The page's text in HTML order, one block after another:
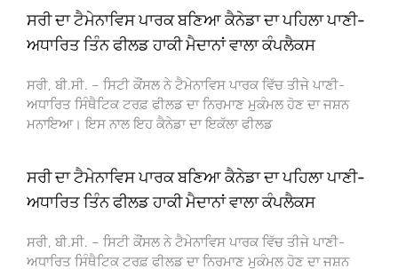
ਸਰੀ ਦਾ ਟੈਮੇਨਾਵਿਸ ਪਾਰਕ ਬਣਿਆ ਕੈਨੇਡਾ ਦਾ ਪਹਿਲਾ ਪਾਣੀ-
ਅਧਾਰਿਤ ਤਿੰਨ ਫੀਲਡ ਹਾਕੀ ਮੈਦਾਨਾਂ ਵਾਲਾ ਕੰਪਲੈਕਸ
ਸਰੀ, ਬੀ.ਸੀ. – ਸਿਟੀ ਕੌਂਸਲ ਨੇ ਟੈਮੇਨਾਵਿਸ ਪਾਰਕ ਵਿੱਚ ਤੀਜੇ ਪਾਣੀ-
ਅਧਾਰਿਤ ਸਿੰਥੈਟਿਕ ਟਰਫ਼ ਫੀਲਡ ਦਾ ਨਿਰਮਾਣ ਮੁਕੰਮਲ ਹੋਣ ਦਾ ਜਸ਼ਨ
ਮਨਾਇਆ। ਇਸ ਨਾਲ ਇਹ ਕੈਨੇਡਾ ਦਾ ਇਕੱਲਾ ਫੀਲਡ
ਸਰੀ ਦਾ ਟੈਮੇਨਾਵਿਸ ਪਾਰਕ ਬਣਿਆ ਕੈਨੇਡਾ ਦਾ ਪਹਿਲਾ ਪਾਣੀ-
ਅਧਾਰਿਤ ਤਿੰਨ ਫੀਲਡ ਹਾਕੀ ਮੈਦਾਨਾਂ ਵਾਲਾ ਕੰਪਲੈਕਸ
ਸਰੀ, ਬੀ.ਸੀ. – ਸਿਟੀ ਕੌਂਸਲ ਨੇ ਟੈਮੇਨਾਵਿਸ ਪਾਰਕ ਵਿੱਚ ਤੀਜੇ ਪਾਣੀ-
ਅਧਾਰਿਤ ਸਿੰਥੈਟਿਕ ਟਰਫ਼ ਫੀਲਡ ਦਾ ਨਿਰਮਾਣ ਮੁਕੰਮਲ ਹੋਣ ਦਾ ਜਸ਼ਨ